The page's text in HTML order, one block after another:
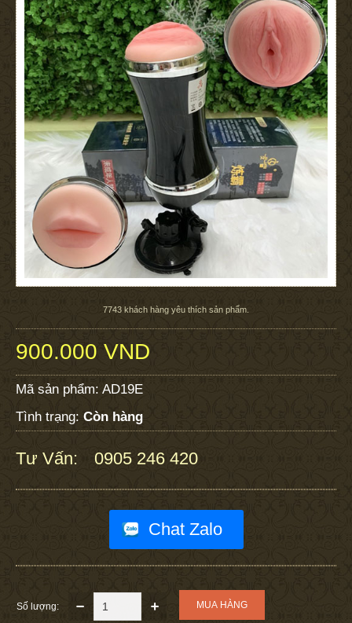
7743 khách hàng yêu thích sản phẩm.
900.000 VND
Mã sản phẩm: AD19E
Tình trạng: Còn hàng
Tư Vấn: 0905 246 420
Chat Zalo
Số lượng: